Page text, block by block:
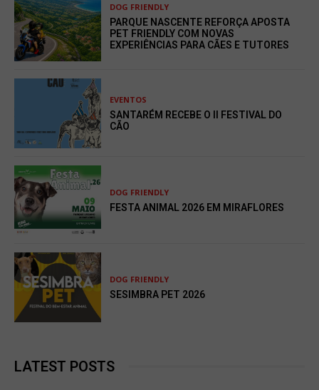
DOG FRIENDLY
PARQUE NASCENTE REFORÇA APOSTA
PET FRIENDLY COM NOVAS
EXPERIÊNCIAS PARA CÃES E TUTORES
EVENTOS
SANTARÉM RECEBE O II FESTIVAL DO
CÃO
DOG FRIENDLY
FESTA ANIMAL 2026 EM MIRAFLORES
DOG FRIENDLY
SESIMBRA PET 2026
LATEST POSTS